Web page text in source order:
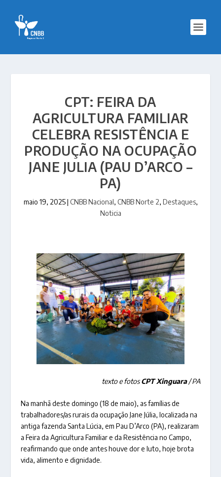
CPT: FEIRA DA
AGRICULTURA FAMILIAR
CELEBRA RESISTÊNCIA E
PRODUÇÃO NA OCUPAÇÃO
JANE JULIA (PAU D’ARCO –
PA)
maio 19, 2025| CNBB Nacional, CNBB Norte 2, Destaques,
Noticia
texto e fotosCPT Xinguara/ PA
Na manhã deste domingo (18 de maio), as famílias de
trabalhadores/as rurais da ocupação Jane Júlia, localizada na
antiga fazenda Santa Lúcia, em Pau D’Arco (PA), realizaram
a Feira da Agricultura Familiar e da Resistência no Campo,
reafirmando que onde antes houve dor e luto, hoje brota
vida, alimento e dignidade.